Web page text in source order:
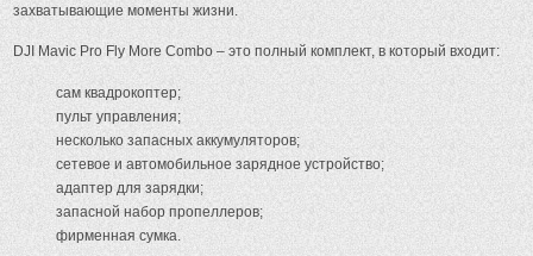
захватывающие моменты жизни.
DJI Mavic Pro Fly More Combo – это полный комплект, в который входит:
сам квадрокоптер;
пульт управления;
несколько запасных аккумуляторов;
сетевое и автомобильное зарядное устройство;
адаптер для зарядки;
запасной набор пропеллеров;
фирменная сумка.